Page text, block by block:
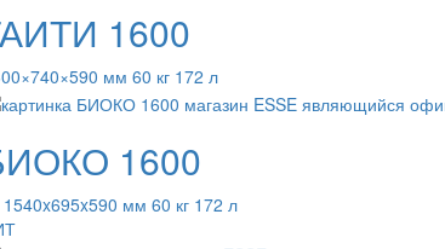
1600
мм 60 кг 172 л
1600
1540x695x590 мм 60 кг 172 л